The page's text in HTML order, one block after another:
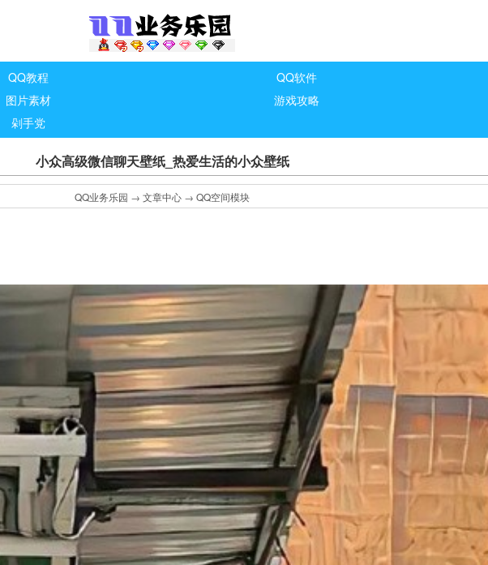
QQ教程 QQ软件
图片素材 游戏攻略
剁手党
小众高级微信聊天壁纸_热爱生活的小众壁纸
QQ业务乐园 → 文章中心 → QQ空间模块